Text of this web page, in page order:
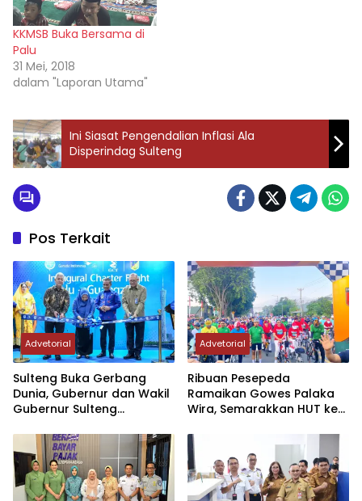
KKMSB Buka Bersama di
Palu
31 Mei, 2018
dalam "Laporan Utama"
Ini Siasat Pengendalian Inflasi Ala
Disperindag Sulteng
Pos Terkait
Advetorial
Sulteng Buka Gerbang
Dunia, Gubernur dan Wakil
Gubernur Sulteng
Perdana Internasional
Palu-Guangzhou
Advetorial
Ribuan Pesepeda
Ramaikan Gowes Palaka
Wira, Semarakkan HUT ke-1